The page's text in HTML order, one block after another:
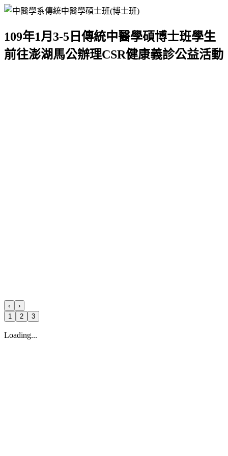
109年1月3-5日傳統中醫學碩博士班學生
前往澎湖馬公辦理CSR健康義診公益活動
‹
›
1
2 3
Loading...